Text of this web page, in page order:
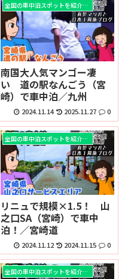
全国の車中泊スポットを紹介！！
南国大人気マンゴー凄
い 道の駅なんごう（宮
崎）で車中泊／九州
2024.11.14 2025.11.27 0
全国の車中泊スポットを紹介！！
リニュで規模×1.5！ 山
之口SA（宮崎）で車中
泊！／宮崎道
2024.11.12 2024.11.15 0
全国の車中泊スポットを紹介！！